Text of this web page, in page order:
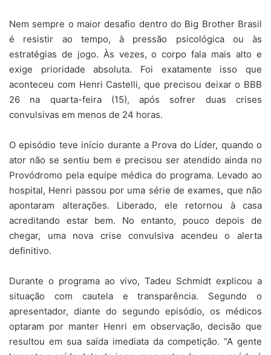
Nem sempre o maior desafio dentro do Big Brother Brasil
é resistir ao tempo, à pressão psicológica ou às
estratégias de jogo. Às vezes, o corpo fala mais alto e
exige prioridade absoluta. Foi exatamente isso que
aconteceu com Henri Castelli, que precisou deixar o BBB
26 na quarta-feira (15), após sofrer duas crises
convulsivas em menos de 24 horas.
O episódio teve início durante a Prova do Líder, quando o
ator não se sentiu bem e precisou ser atendido ainda no
Provódromo pela equipe médica do programa. Levado ao
hospital, Henri passou por uma série de exames, que não
apontaram alterações. Liberado, ele retornou à casa
acreditando estar bem. No entanto, pouco depois de
chegar, uma nova crise convulsiva acendeu o alerta
definitivo.
Durante o programa ao vivo, Tadeu Schmidt explicou a
situação com cautela e transparência. Segundo o
apresentador, diante do segundo episódio, os médicos
optaram por manter Henri em observação, decisão que
resultou em sua saída imediata da competição. “A gente